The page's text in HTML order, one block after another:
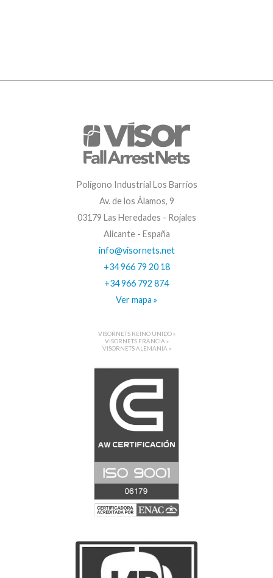
Polígono Industrial Los Barrios
Av. de los Álamos, 9
03179 Las Heredades - Rojales
Alicante - España
info@visornets.net
+34 966 79 20 18
+34 966 792 874
Ver mapa »
VISORNETS REINO UNIDO »
VISORNETS FRANCIA »
VISORNETS ALEMANIA »